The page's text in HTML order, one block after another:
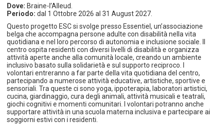
Dove: Braine-l’Alleud.
Periodo: dal 1 Ottobre 2026 al 31 August 2027.
Questo progetto ESC si svolge presso Essentiel, un’associazione
belga che accompagna persone adulte con disabilità nella vita
quotidiana e nel loro percorso di autonomia e inclusione sociale. Il
centro ospita residenti con diversi livelli di disabilità e organizza
attività aperte anche alla comunità locale, creando un ambiente
inclusivo basato sulla solidarietà e sul supporto reciproco. I
volontari entreranno a far parte della vita quotidiana del centro,
partecipando a numerose attività educative, artistiche, sportive e
sensoriali. Tra queste ci sono yoga, ippoterapia, laboratori artistici,
cucina, giardinaggio, cura degli animali, attività musicali e teatrali,
giochi cognitivi e momenti comunitari. I volontari potranno anche
supportare attività in una scuola materna inclusiva e partecipare ai
soggiorni estivi con i residenti.